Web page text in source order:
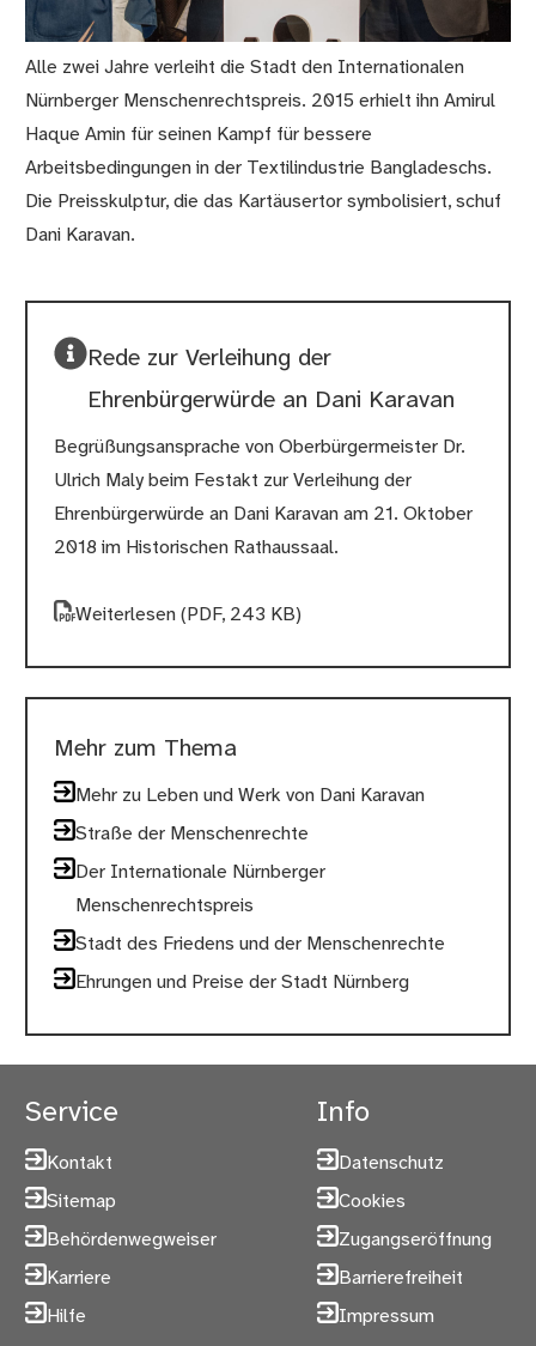
Alle zwei Jahre verleiht die Stadt den Internationalen
Nürnberger Menschenrechtspreis. 2015 erhielt ihn Amirul
Haque Amin für seinen Kampf für bessere
Arbeitsbedingungen in der Textilindustrie Bangladeschs.
Die Preisskulptur, die das Kartäusertor symbolisiert, schuf
Dani Karavan.
Rede zur Verleihung der
Ehrenbürgerwürde an Dani Karavan
Begrüßungsansprache von Oberbürgermeister Dr.
Ulrich Maly beim Festakt zur Verleihung der
Ehrenbürgerwürde an Dani Karavan am 21. Oktober
2018 im Historischen Rathaussaal.
Weiterlesen (PDF, 243 KB)
Mehr zum Thema
Mehr zu Leben und Werk von Dani Karavan
Straße der Menschenrechte
Der Internationale Nürnberger
Menschenrechtspreis
Stadt des Friedens und der Menschenrechte
Ehrungen und Preise der Stadt Nürnberg
Service
Kontakt
Sitemap
Behördenwegweiser
Karriere
Hilfe
Info
Datenschutz
Cookies
Zugangseröffnung
Barrierefreiheit
Impressum